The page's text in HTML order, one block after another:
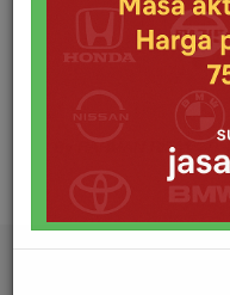
By RAHMAN RIFA'I